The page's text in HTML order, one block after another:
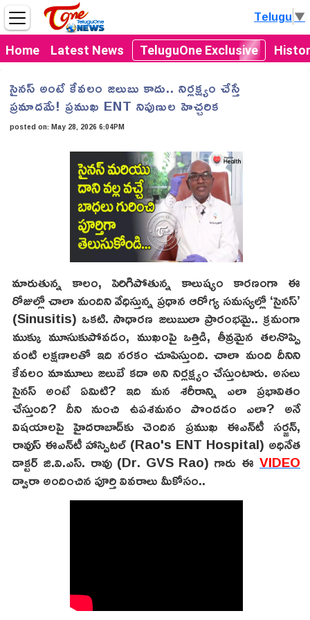
Home Latest News TeluguOne Exclusive
Telugu▼
సైనస్ అంటే కేవలం జలుబు కాదు.. నిర్లక్ష్యం చేస్తే
ప్రమాదమే! ప్రముఖ ENT నిపుణుల హెచ్చరిక
posted on:May 28, 2026 6:04PM
మారుతున్న కాలం, పెరిగిపోతున్న కాలుష్యం కారణంగా ఈ
రోజుల్లో చాలా మందిని వేధిస్తున్న ప్రధాన ఆరోగ్య సమస్యల్లో ‘సైనస్’
(Sinusitis) ఒకటి. సాధారణ జలుబులా ప్రారంభమై.. క్రమంగా
ముక్కు మూసుకుపోవడం, ముఖంపై ఒత్తిడి, తీవ్రమైన తలనొప్పి
వంటి లక్షణాలతో ఇది నరకం చూపిస్తుంది. చాలా మంది దీనిని
కేవలం మామూలు జలుబే కదా అని నిర్లక్ష్యం చేస్తుంటారు. అసలు
సైనస్ అంటే ఏమిటి? ఇది మన శరీరాన్ని ఎలా ప్రభావితం
చేస్తుంది? దీని నుంచి ఉపశమనం పొందడం ఎలా? అనే
విషయాలపై హైదరాబాద్‌కు చెందిన ప్రముఖ ఈఎన్‌టీ సర్జన్,
రావుస్ ఈఎన్‌టీ హాస్పిటల్ (Rao's ENT Hospital) అధినేత
డాక్టర్ జి.వి.ఎస్. రావు (Dr. GVS Rao) గారు ఈ VIDEO
ద్వారా అందించిన పూర్తి వివరాలు మీకోసం..